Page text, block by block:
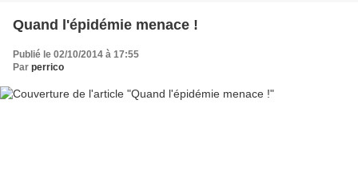
Quand l'épidémie menace !
Publié le 02/10/2014 à 17:55
Par perrico